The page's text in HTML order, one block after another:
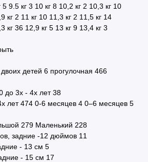
5 9.5 кг 3 10 кг 8 10,2 кг 2 10,3 кг 10
кг 2 11 кг 10 11,3 кг 2 11,5 кг 14
кг 36 12,9 кг 5 13 кг 9 13,4 кг 3
детей 6 прогулочная 466
до 3х - 4х лет 38
3х - 4х лет 474 0-6 месяцев 4 0–6 месяцев 5
279 Маленький 228
задние -12 дюймов 11
- 13 см 5
- 15 см 17